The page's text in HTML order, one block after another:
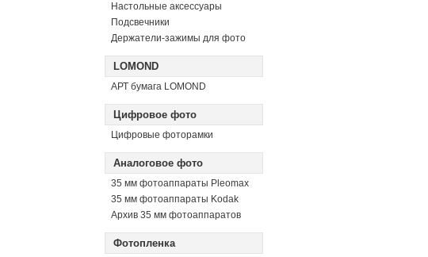
Настольные аксессуары
Подсвечники
Держатели-зажимы для фото
LOMOND
АРТ бумага LOMOND
Цифровое фото
Цифровые фоторамки
Аналоговое фото
35 мм фотоаппараты Pleomax
35 мм фотоаппараты Kodak
Архив 35 мм фотоаппаратов
Фотопленка